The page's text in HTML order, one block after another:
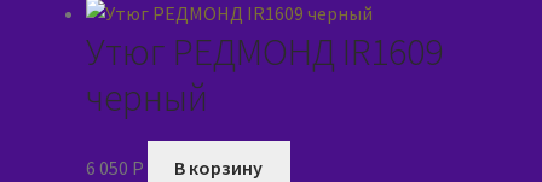
Утюг РЕДМОНД IR1609
черный
6 050 P В корзину